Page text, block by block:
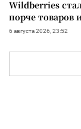
Wildberries
порче товаров
6 августа 2026, 23:52